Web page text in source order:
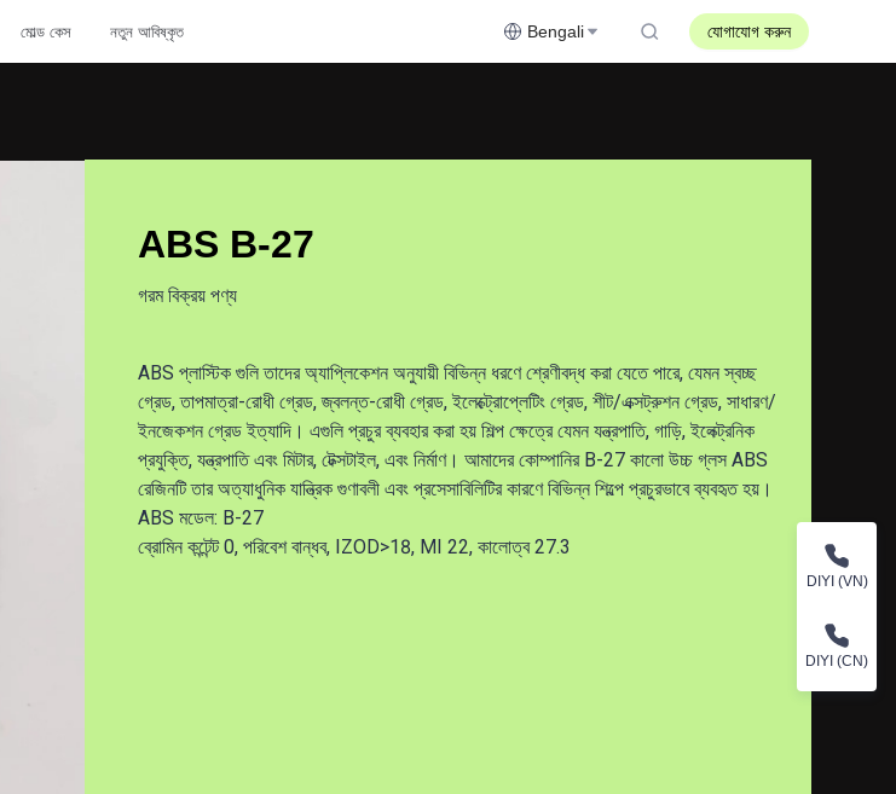
মোল্ড কেস নতুন আবিষ্কৃত Bengali যোগাযোগ করুন
ABS B-27
গরম বিক্রয় পণ্য
ABS প্লাস্টিক গুলি তাদের অ্যাপ্লিকেশন অনুযায়ী বিভিন্ন ধরণে শ্রেণীবদ্ধ করা যেতে পারে, যেমন স্বচ্ছ
গ্রেড, তাপমাত্রা-রোধী গ্রেড, জ্বলন্ত-রোধী গ্রেড, ইলেক্ট্রোপ্লেটিং গ্রেড, শীট/এক্সট্রুশন গ্রেড, সাধারণ/
ইনজেকশন গ্রেড ইত্যাদি। এগুলি প্রচুর ব্যবহার করা হয় শিল্প ক্ষেত্রে যেমন যন্ত্রপাতি, গাড়ি, ইলেক্ট্রনিক
প্রযুক্তি, যন্ত্রপাতি এবং মিটার, টেক্সটাইল, এবং নির্মাণ। আমাদের কোম্পানির B-27 কালো উচ্চ গ্লস ABS
রেজিনটি তার অত্যাধুনিক যান্ত্রিক গুণাবলী এবং প্রসেসাবিলিটির কারণে বিভিন্ন শিল্পে প্রচুরভাবে ব্যবহৃত হয়।
ABS মডেল: B-27
ব্রোমিন কন্টেন্ট 0, পরিবেশ বান্ধব, IZOD>18, MI 22, কালোত্ব 27.3
DIYI (VN)
DIYI (CN)